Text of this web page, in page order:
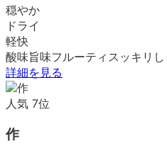
穏やか
ドライ
軽快
酸味旨味フルーティ スッキリ
詳細を見る
人気 7位
作